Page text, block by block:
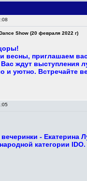
Show (20 февраля 2022 г)
весны, приглашаем
Вас ждут выступления
и уютно. Встречайте
вечеринки -
категории